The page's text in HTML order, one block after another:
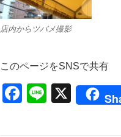
店内からツバメ撮影
このページをSNSで共有
F
Li
X